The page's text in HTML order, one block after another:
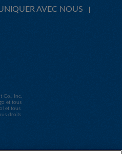
AVEC NOUS
Co., Inc.
et tous
et tous
droits